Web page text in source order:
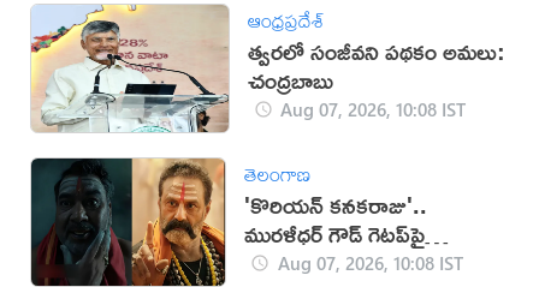
ఆంధ్రప్రదేశ్
త్వరలో సంజీవని పథకం అమలు:
చంద్రబాబు
Aug 07, 2026, 10:08 IST
తెలంగాణ
'కొరియన్ కనకరాజు'..
మురళీధర్ గౌడ్ గెటప్‌పై
విమర్శలు!
Aug 07, 2026, 10:08 IST